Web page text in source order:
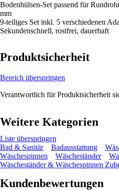
Bodenhülsen-Set passend für
mm
9-teiliges Set inkl. 5 verschiedenen
Sekundenschnell, rostfrei, dauerhaft
Produktsicherheit
Bereich überspringen
Verantwortlich für Produktsicherheit
Weitere Kategorien
Liste überspringen
Bad & Sanitär
Badausstattung
Wäschespinnen
Wäscheständer
Wäscheständer & Wäschespinnen
Kundenbewertungen